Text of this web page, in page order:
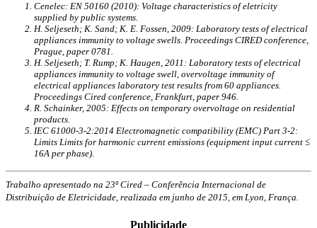
Cenelec: EN 50160 (2010): Voltage characteristics of eletricity
supplied by public systems.
H. Seljeseth; K. Sand; K. E. Fossen, 2009: Laboratory tests of electrical
appliances immunity to voltage swells. Proceedings CIRED conference,
Prague, paper 0781.
H. Seljeseth; T. Rump; K. Haugen, 2011: Laboratory tests of electrical
appliances immunity to voltage swell, overvoltage immunity of
electrical appliances laboratory test results from 60 appliances.
Proceedings Cired conference, Frankfurt, paper 946.
R. Schainker, 2005: Effects on temporary overvoltage on residential
products.
IEC 61000-3-2:2014 Electromagnetic compatibility (EMC) Part 3-2:
Limits Limits for harmonic current emissions (equipment input current ≤
16A per phase).
Trabalho apresentado na 23ª Cired – Conferência Internacional de
Distribuição de Eletricidade, realizada em junho de 2015, em Lyon, França.
Publicidade